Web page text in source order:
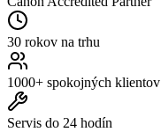
30 rokov na trhu
1000+ spokojných klientov
Servis do 24 hodín